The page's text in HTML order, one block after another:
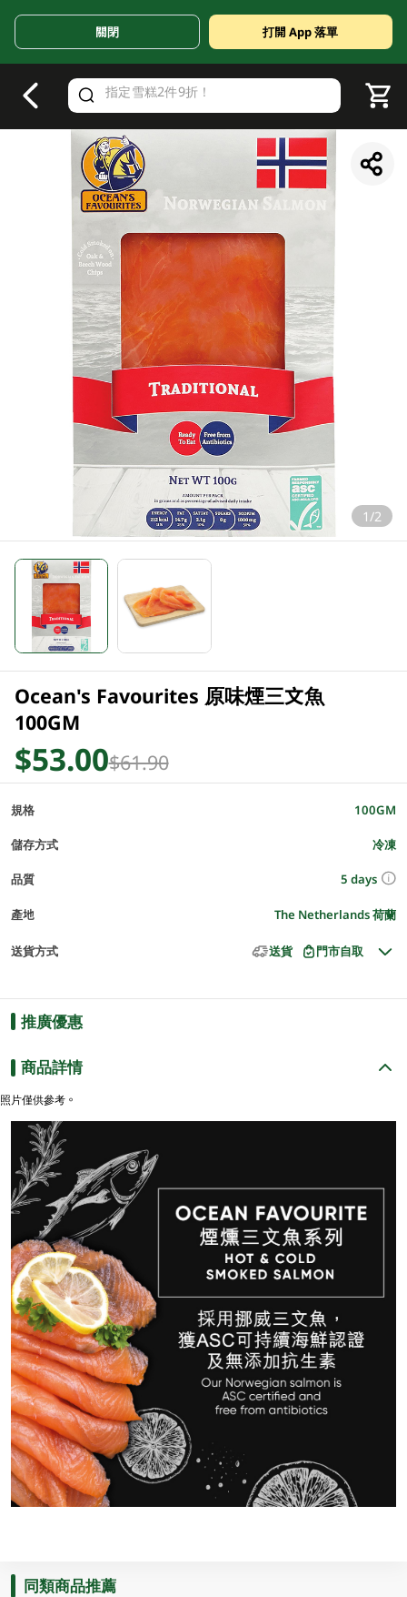
Valid Until 30 June 2026
關閉 打開 App 落單
1/2
Ocean's Favourites 原味煙三文魚
100GM
$53.00$61.90
規格 100GM
儲存方式 冷凍
品質 5 days
產地 The Netherlands 荷蘭
送貨方式 送貨 門市自取
推廣優惠
商品詳情
照片僅供參考。
同類商品推薦